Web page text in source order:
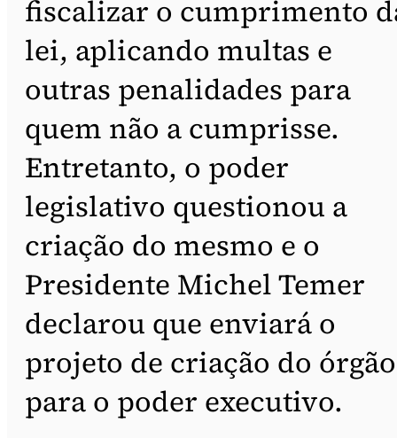
fiscalizar o cumprimento
lei, aplicando multas e
outras penalidades para
quem não a cumprisse.
Entretanto, o poder
legislativo questionou a
criação do mesmo e o
Presidente Michel Temer
declarou que enviará o
projeto de criação do órgão
para o poder executivo.